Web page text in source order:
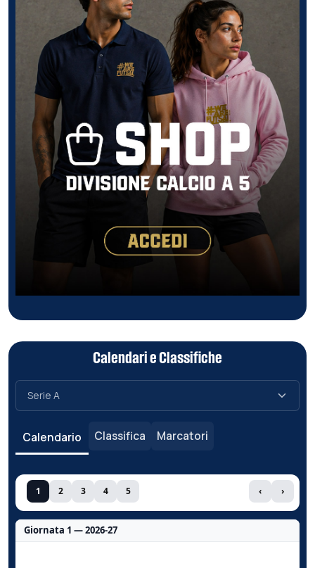
Calendari e Classifiche
Calendario Classifica Marcatori
1 2 3 4 5 ‹ ›
Giornata 1 — 2026-27